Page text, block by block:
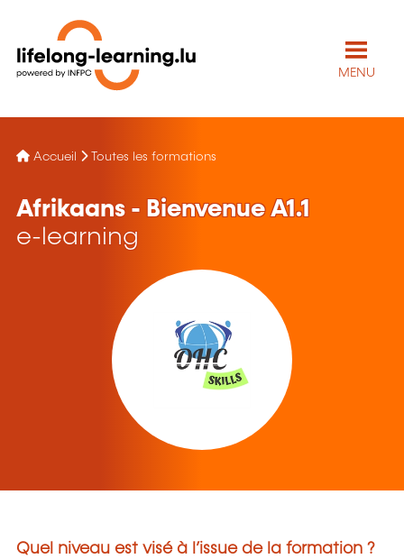
MENU
Accueil Toutes les formations
Afrikaans - Bienvenue A1.1
e-learning
Quel niveau est visé à l’issue de la formation ?